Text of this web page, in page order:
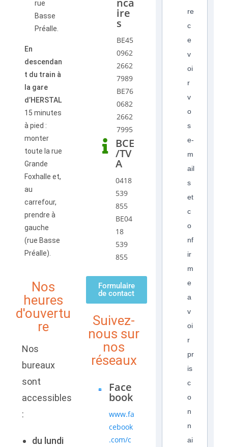
rue
Basse
Préalle.
En
descendan
t du train à
la gare
d’HERSTAL
15 minutes
à pied :
monter
toute la rue
Grande
Foxhalle et,
au
carrefour,
prendre à
gauche
(rue Basse
Préalle).
Nos
heures
d'ouvertu
re
Nos
bureaux
sont
accessibles
:
du lundi
nca
ire
s
BE45
0962
2662
7989
BE76
0682
2662
7995
BCE
/TV
A
0418
539
855
BE04
18
539
855
Formulaire
de contact
Suivez-
nous sur
nos
réseaux
Face
book
www.fa
cebook
.com/c
re
c
e
v
oi
r
v
o
s
e-
m
ail
s
et
c
o
nf
ir
m
e
a
v
oi
r
pr
is
c
o
n
n
ai